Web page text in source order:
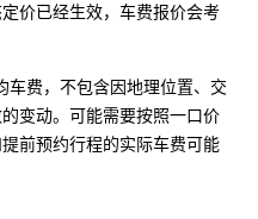
价已经生效，车费报价会考
车费，不包含因地理位置、交
变动。可能需要按照一口价
前预约行程的实际车费可能